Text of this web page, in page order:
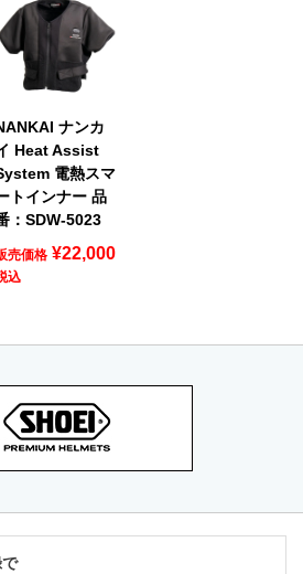
ナンカ
Heat Assist
電熱スマ
トインナー 品
：SDW-5023
売価格 ¥22,000
込